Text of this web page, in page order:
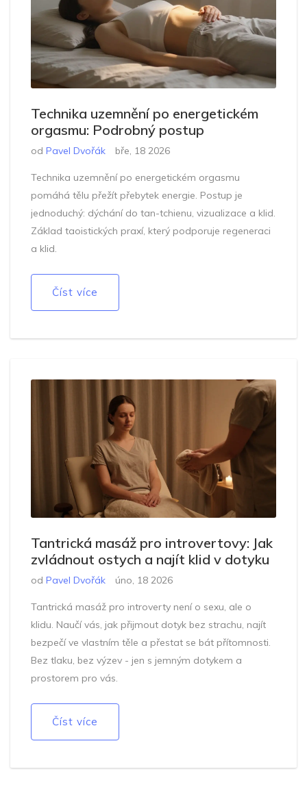
Technika uzemnění po energetickém
orgasmu: Podrobný postup
od Pavel Dvořák bře, 18 2026
Technika uzemnění po energetickém orgasmu
pomáhá tělu přežít přebytek energie. Postup je
jednoduchý: dýchání do tan-tchienu, vizualizace a klid.
Základ taoistických praxí, který podporuje regeneraci
a klid.
Číst více
Tantrická masáž pro introvertovy: Jak
zvládnout ostych a najít klid v dotyku
od Pavel Dvořák úno, 18 2026
Tantrická masáž pro introverty není o sexu, ale o
klidu. Naučí vás, jak přijmout dotyk bez strachu, najít
bezpečí ve vlastním těle a přestat se bát přítomnosti.
Bez tlaku, bez výzev - jen s jemným dotykem a
prostorem pro vás.
Číst více